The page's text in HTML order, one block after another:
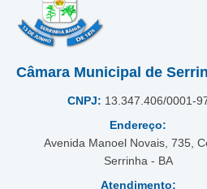
Câmara Municipal de
CNPJ: 13.347.406/0001-
Endereço:
Avenida Manoel Novais, 735,
Serrinha - BA
Atendimento: